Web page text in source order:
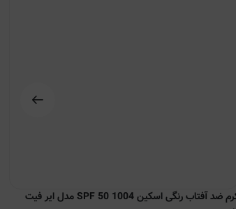
کرم ضد آفتاب رنگی اسکین 1004 SPF 50 مدل ایر فیت